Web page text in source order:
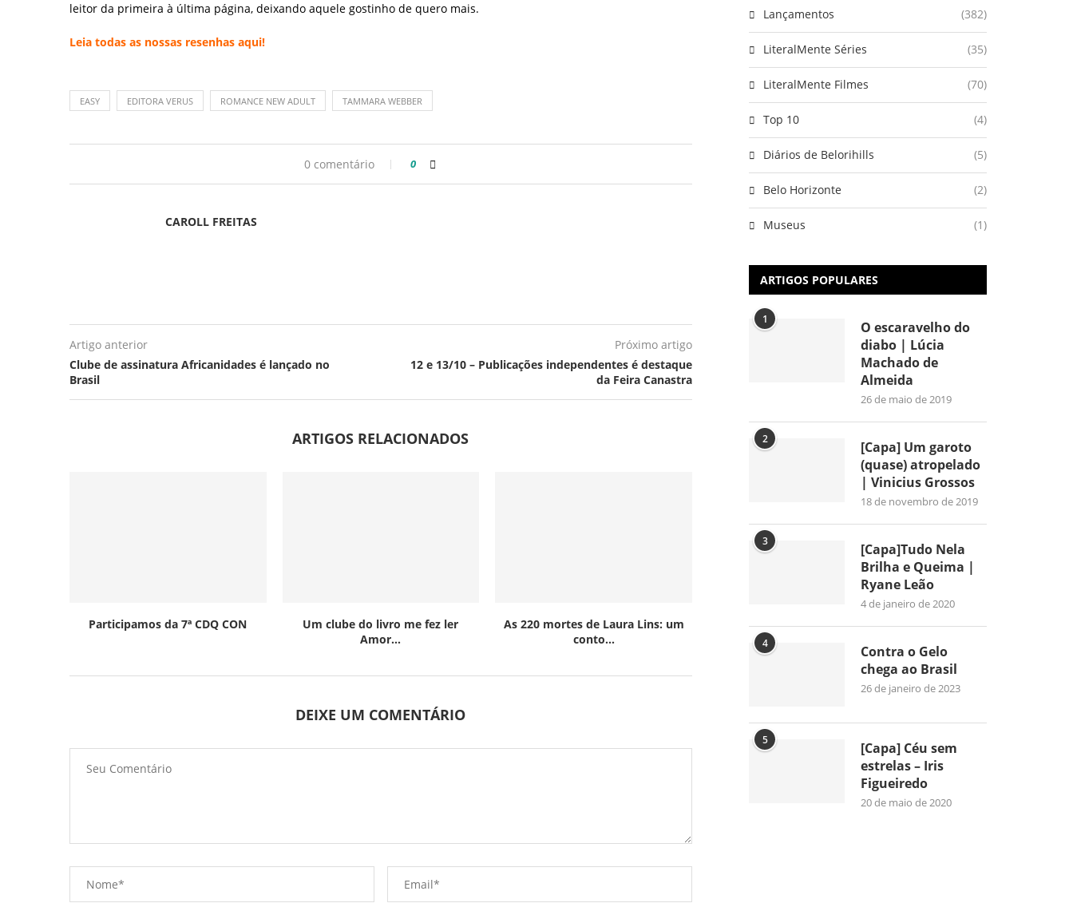
leitor da primeira à última página, deixando aquele gostinho de quero mais.
Leia todas as nossas resenhas aqui!
EASY EDITORA VERUS ROMANCE NEW ADULT TAMMARA WEBBER
0 comentário 0
CAROLL FREITAS
Artigo anterior
Clube de assinatura Africanidades é lançado no
Brasil
Próximo artigo
12 e 13/10 – Publicações independentes é destaque
da Feira Canastra
ARTIGOS RELACIONADOS
Participamos da 7ª CDQ CON
Um clube do livro me fez ler
Amor...
As 220 mortes de Laura Lins: um
conto...
DEIXE UM COMENTÁRIO
Lançamentos (382)
LiteralMente Séries (35)
LiteralMente Filmes (70)
Top 10 (4)
Diários de Belorihills (5)
Belo Horizonte (2)
Museus (1)
ARTIGOS POPULARES
1
O escaravelho do
diabo | Lúcia
Machado de
Almeida
26 de maio de 2019
2
[Capa] Um garoto
(quase) atropelado
| Vinicius Grossos
18 de novembro de 2019
3
[Capa]Tudo Nela
Brilha e Queima |
Ryane Leão
4 de janeiro de 2020
4
Contra o Gelo
chega ao Brasil
26 de janeiro de 2023
5
[Capa] Céu sem
estrelas – Iris
Figueiredo
20 de maio de 2020